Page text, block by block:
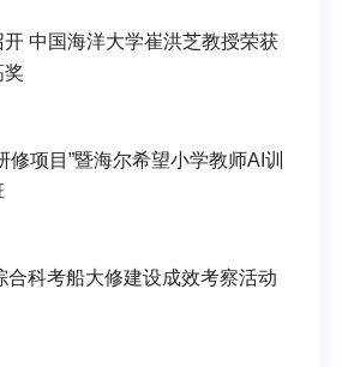
中国海洋大学崔洪芝教授荣获
奖
修项目”暨海尔希望小学教师AI训
合科考船大修建设成效考察活动